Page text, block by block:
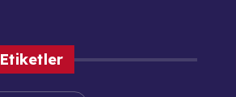
Etiketler